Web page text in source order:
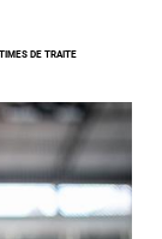
DE TRAITE